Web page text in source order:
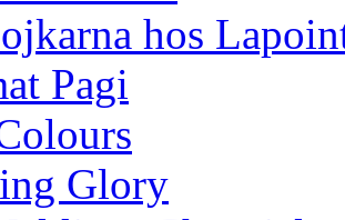
hos
Pagi
Glory